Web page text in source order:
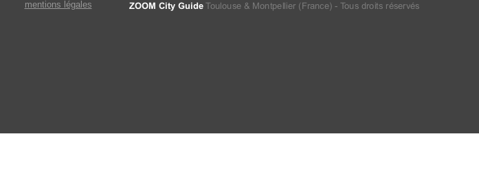
mentions légales